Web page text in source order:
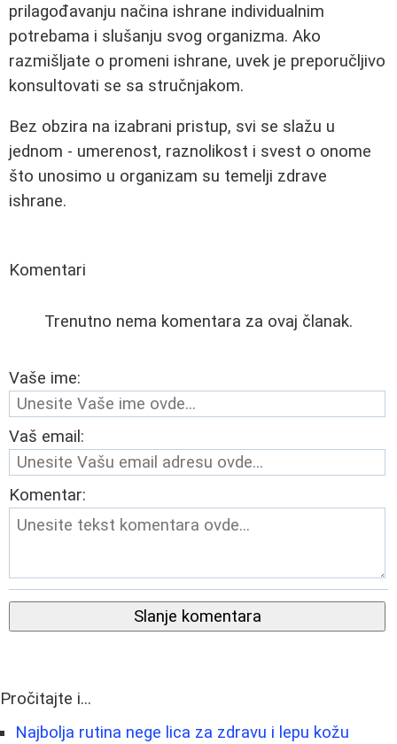
prilagođavanju načina ishrane individualnim
potrebama i slušanju svog organizma. Ako
razmišljate o promeni ishrane, uvek je preporučljivo
konsultovati se sa stručnjakom.
Bez obzira na izabrani pristup, svi se slažu u
jednom - umerenost, raznolikost i svest o onome
što unosimo u organizam su temelji zdrave
ishrane.
Komentari
Trenutno nema komentara za ovaj članak.
Vaše ime:
Vaš email:
Komentar:
Slanje komentara
Pročitajte i...
Najbolja rutina nege lica za zdravu i lepu kožu